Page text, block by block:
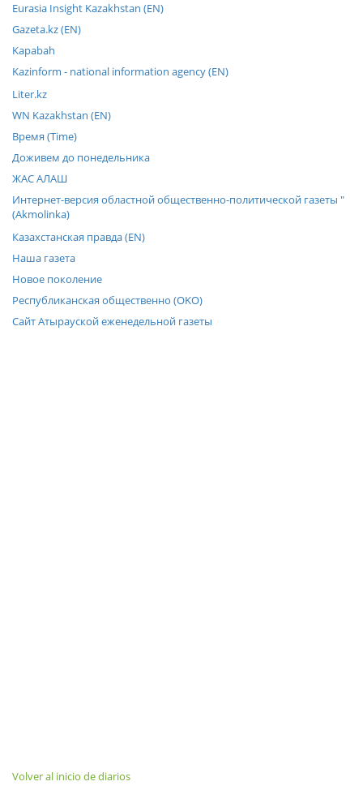
Eurasia Insight Kazakhstan (EN)
Gazeta.kz (EN)
Kapabah
Kazinform - national information agency (EN)
Liter.kz
WN Kazakhstan (EN)
Время (Time)
Доживем до понедельника
ЖАС АЛАШ
Интернет-версия областной общественно-политической газеты "
(Akmolinka)
Казахстанская правда (EN)
Наша газета
Новое поколение
Республиканская общественно (OKO)
Сайт Атырауской еженедельной газеты
Volver al inicio de diarios